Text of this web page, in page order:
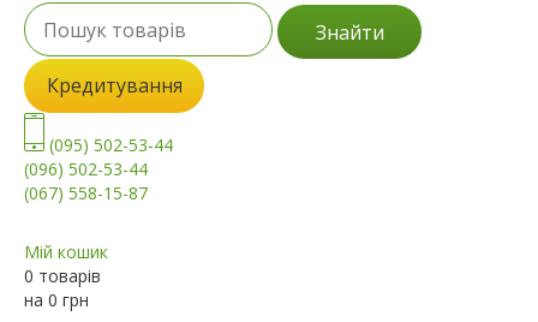
Знайти
Кредитування
(095) 502-53-44
(096) 502-53-44
(067) 558-15-87
Мій кошик
0 товарів
на 0 грн